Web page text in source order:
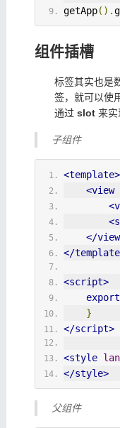
getApp().
组件插槽
标签其实也是
签，就可以使
通过 slot来实
子组件
<template>
<view
</
</
<script>
export
}
</script>
<style
</style>
父组件